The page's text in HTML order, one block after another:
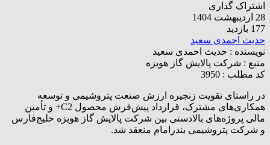
اشتراک گذاری
28 اردیبهشت 1404
177 بازدید
حدیث احمدی سعید
نویسنده : حدیث احمدی سعید
منبع : شرکت پالایش گاز هویزه
کد مطلب : 3950
در راستای تقویت زنجیره ارزش صنعت پتروشیمی و توسعه
همکاری‌های مشترک، قرارداد پیش‌فر‌ش محصول C2+ و تأمین
مالی پروژه‌های بالادستی بین شرکت پالایش گاز هویزه خلیج‌فارس
و شرکت پتروشیمی بندرامام منعقد شد.